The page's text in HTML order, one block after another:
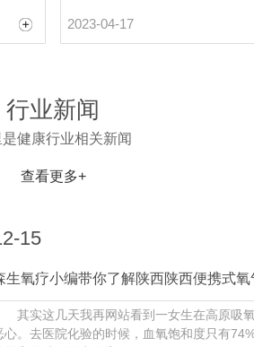
2023-04-17
行业新闻
健康行业相关新闻
查看更多+
15
生氧疗小编带你了解陕西陕西便携式
其实这几天我再网站看到一女生在高原吸
心。去医院化验的时候，血氧饱和度只有